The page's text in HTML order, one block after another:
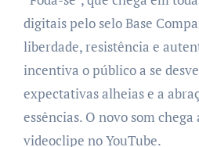
digitais pelo selo Base
liberdade, resistência e
incentiva o público a se
expectativas alheias e a
essências. O novo som
videoclipe no YouTube.